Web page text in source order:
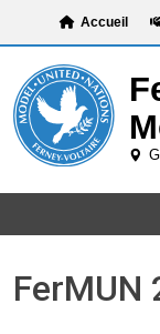
content
Accueil
FerMUN